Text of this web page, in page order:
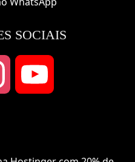
SOCIAIS
Instagram